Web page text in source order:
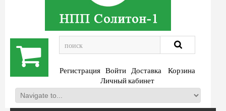
Регистрация Войти Доставка
Корзина
Личный кабинет